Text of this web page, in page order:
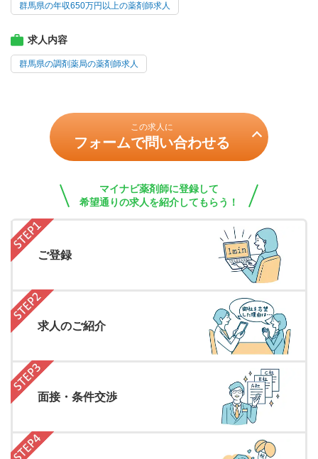
群馬県の年収650万円以上の薬剤師求人
求人内容
群馬県の調剤薬局の薬剤師求人
この求人に
フォームで問い合わせる
マイナビ薬剤師に登録して
希望通りの求人を紹介してもらう！
ご登録
求人のご紹介
面接・条件交渉